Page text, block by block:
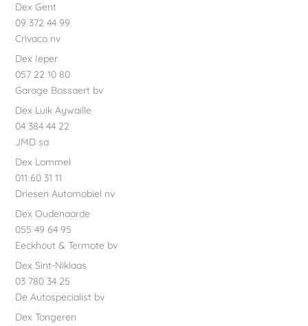
Dex Gent
09 372 44 99
Crivaco nv
Dex Ieper
057 22 10 80
Garage Bossaert bv
Dex Luik Aywaille
04 384 44 22
JMD sa
Dex Lommel
011 60 31 11
Driesen Automobiel nv
Dex Oudenaarde
055 49 64 95
Eeckhout & Termote bv
Dex Sint-Niklaas
03 780 34 25
De Autospecialist bv
Dex Tongeren